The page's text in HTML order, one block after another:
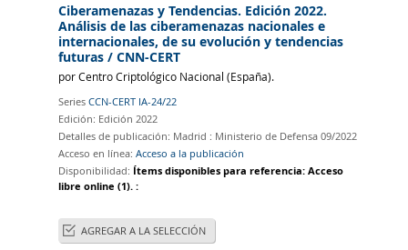
Ciberamenazas y Tendencias. Edición 2022.
Análisis de las ciberamenazas nacionales e
internacionales, de su evolución y tendencias
futuras/ CNN-CERT
por Centro Criptológico Nacional (España)‏.
SeriesCCN-CERT IA-24/22
Edición: Edición 2022
Detalles de publicación: Madrid : Ministerio de Defensa 09/2022
Acceso en línea:Acceso a la publicación
Disponibilidad: Ítems disponibles para referencia:Acceso
libre online (1).:
AGREGAR A LA SELECCIÓN